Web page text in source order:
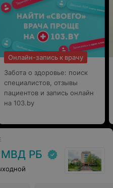
Онлайн-запись к врачу
Забота о здоровье: поиск
специалистов, отзывы
пациентов и запись онлайн
на 103.by
МВД РБ